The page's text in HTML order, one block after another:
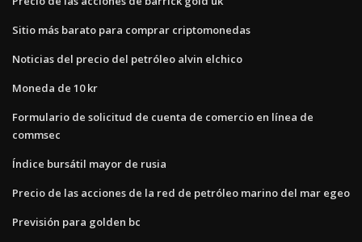
Sitio más barato para comprar criptomonedas
Noticias del precio del petróleo alvin elchico
Moneda de 10 kr
Formulario de solicitud de cuenta de comercio en línea de
commsec
Índice bursátil mayor de rusia
Precio de las acciones de la red de petróleo marino del mar egeo
Previsión para golden bc